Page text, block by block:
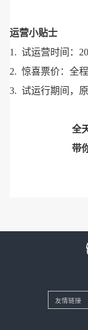
运营小贴士
1. 试运营时间：
2. 惊喜票价：全
3. 试运行期间，
全
带